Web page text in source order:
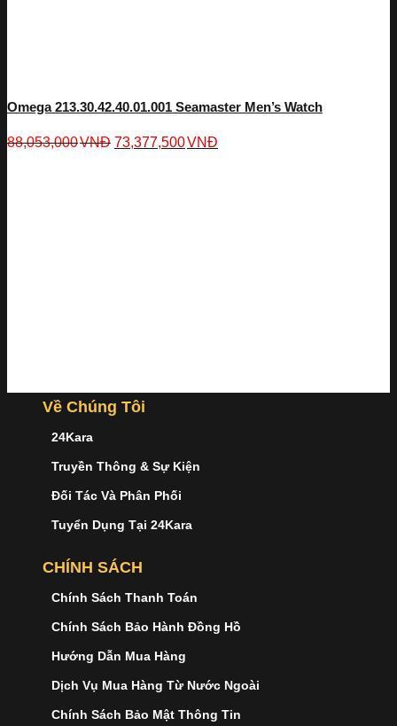
Omega 213.30.42.40.01.001 Seamaster Men’s Watch
88,053,000VNĐ 73,377,500VNĐ
Về Chúng Tôi
24Kara
Truyền Thông & Sự Kiện
Đối Tác Và Phân Phối
Tuyển Dụng Tại 24Kara
CHÍNH SÁCH
Chính Sách Thanh Toán
Chính Sách Bảo Hành Đồng Hồ
Hướng Dẫn Mua Hàng
Dịch Vụ Mua Hàng Từ Nước Ngoài
Chính Sách Bảo Mật Thông Tin